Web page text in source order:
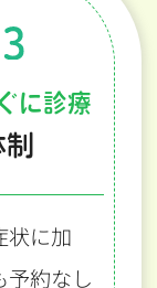
に診療
状に加
予約なし